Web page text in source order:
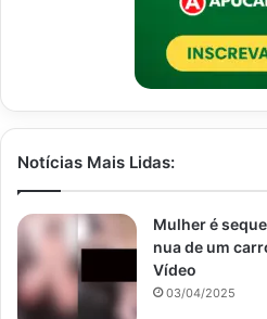
Notícias Mais Lidas:
Mulher é
nua de um
Vídeo
03/04/2025